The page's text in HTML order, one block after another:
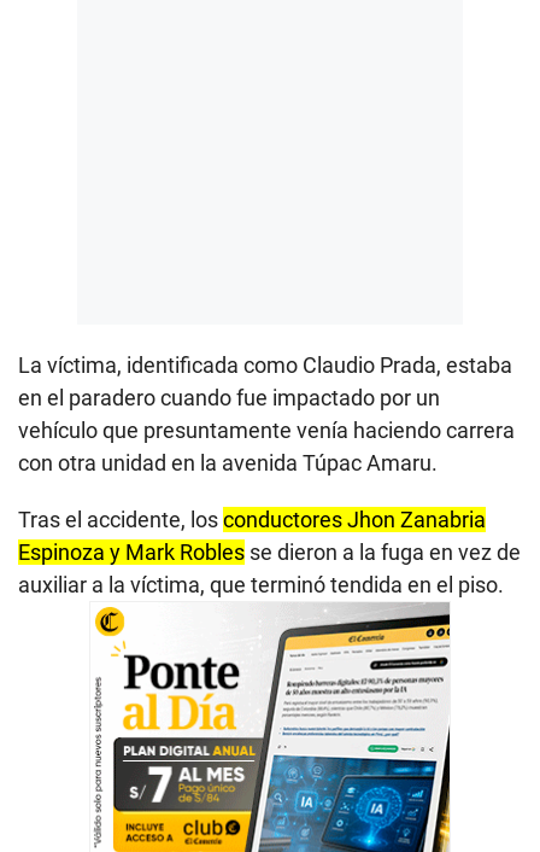
La víctima, identificada como Claudio Prada, estaba
en el paradero cuando fue impactado por un
vehículo que presuntamente venía haciendo carrera
con otra unidad en la avenida Túpac Amaru.
Tras el accidente, losconductores Jhon Zanabria
Espinoza y Mark Robles se dieron a la fuga en vez de
auxiliar a la víctima, que terminó tendida en el piso.